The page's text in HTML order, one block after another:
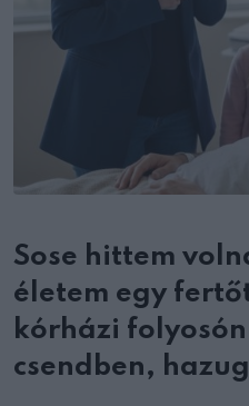
Sose hittem
életem egy
kórházi
csendben,